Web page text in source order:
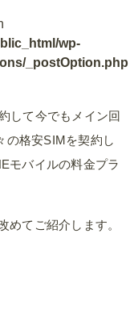
wp-
_postOption.php
して今でもメイン回
の格安SIMを契約し
モバイルの料金プラ
めてご紹介します。